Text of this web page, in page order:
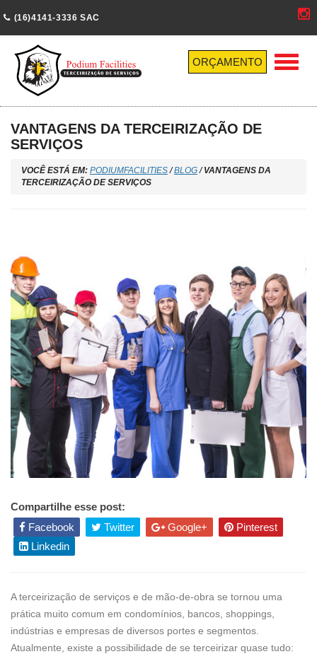
(16)4141-3336 SAC
Menu
ORÇAMENTO
VANTAGENS DA TERCEIRIZAÇÃO DE
SERVIÇOS
VOCÊ ESTÁ EM: PODIUMFACILITIES/BLOG/VANTAGENS DA
TERCEIRIZAÇÃO DE SERVIÇOS
Compartilhe esse post:
Facebook
Twitter Google+
Pinterest
Linkedin
A terceirização de serviços e de mão-de-obra se tornou uma
prática muito comum em condomínios, bancos, shoppings,
indústrias e empresas de diversos portes e segmentos.
Atualmente, existe a possibilidade de se terceirizar quase tudo: